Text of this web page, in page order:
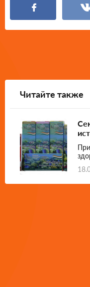
Читайте также